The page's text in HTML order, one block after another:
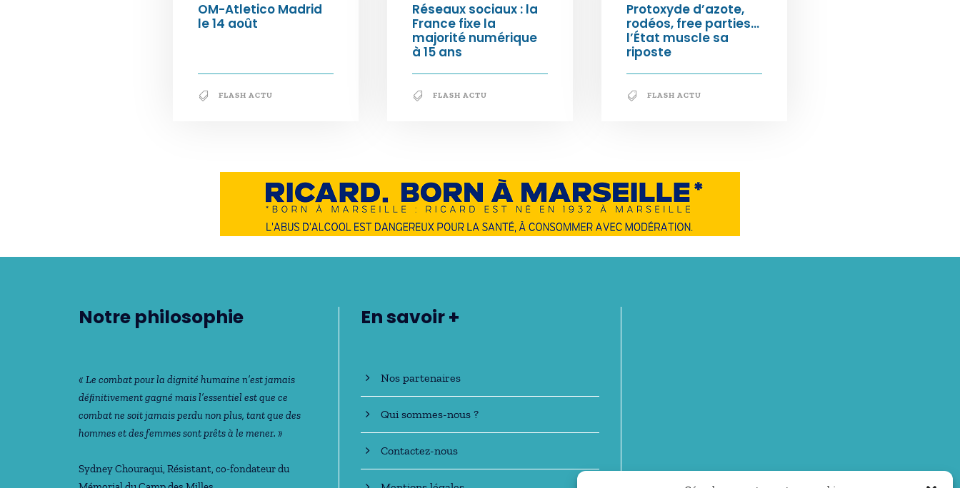
OM-Atletico Madrid
le 14 août
FLASH ACTU
Réseaux sociaux : la
France fixe la
majorité numérique
à 15 ans
FLASH ACTU
Protoxyde d’azote,
rodéos, free parties…
l’État muscle sa
riposte
FLASH ACTU
Notre philosophie
« Le combat pour la dignité humaine n’est jamais
déﬁnitivement gagné mais l’essentiel est que ce
combat ne soit jamais perdu non plus, tant que des
hommes et des femmes sont prêts à le mener. »
Sydney Chouraqui, Résistant, co-fondateur du
En savoir +
Nos partenaires
Qui sommes-nous ?
Contactez-nous